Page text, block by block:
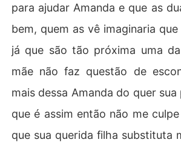
para ajudar Amanda e que as
bem, quem as vê imaginaria
já que são tão próxima uma
mãe não faz questão de
mais dessa Amanda do quer
que é assim então não me
que sua querida filha substituta